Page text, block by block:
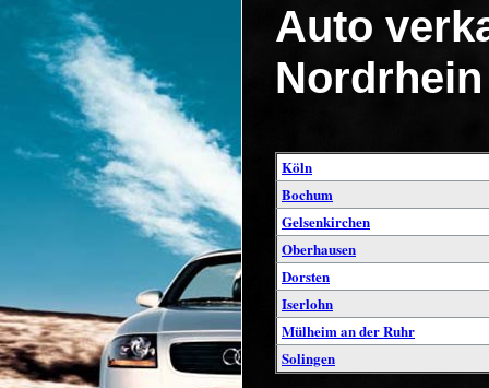
Auto
Köln
Bochum
Gelsenkirchen
Oberhausen
Dorsten
Iserlohn
Mülheim an der Ruhr
Solingen